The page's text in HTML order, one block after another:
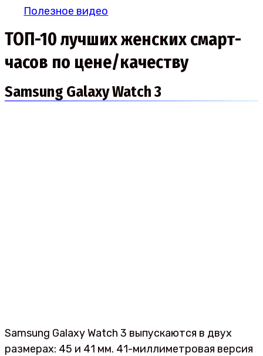
Полезное видео
ТОП-10 лучших женских смарт-
часов по цене/качеству
Samsung Galaxy Watch 3
Samsung Galaxy Watch 3 выпускаются в двух
размерах: 45 и 41 мм. 41-миллиметровая версия